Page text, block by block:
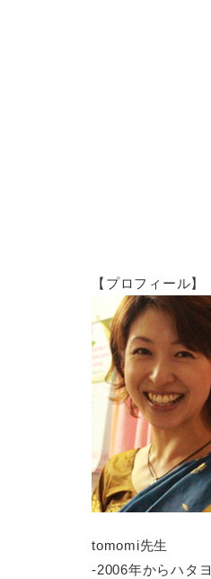
【プロフィール】
tomomi先生
-2006年からハタ